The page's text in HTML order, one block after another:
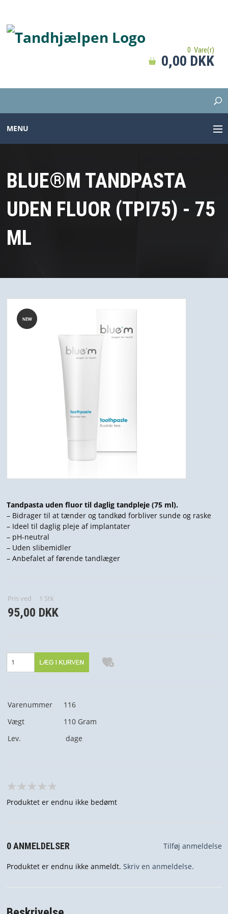
0 Vare(r)
0,00 DKK
MENU
TANDPASTA
MELLEMRUM
MUNDTØRHED
BØRN
VILKÅR
KUNDECENTER
BLUE®M TANDPASTA
UDEN FLUOR (TPI75) - 75
ML
Tandpasta uden fluor til daglig tandpleje (75 ml).
– Bidrager til at tænder og tandkød forbliver sunde og raske
– Ideel til daglig pleje af implantater
– pH-neutral
– Uden slibemidler
– Anbefalet af førende tandlæger
Pris ved 1 Stk
95,00 DKK
Varenummer
116
Vægt
110 Gram
Lev.
dage
Produktet er endnu ikke bedømt
0 ANMELDELSER Tilføj anmeldelse
Produktet er endnu ikke anmeldt. Skriv en anmeldelse.